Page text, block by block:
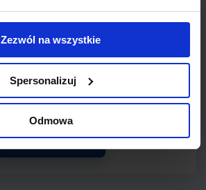
Zezwól na wszystkie
Spersonalizuj
Odmowa
LINIA LOTNICZA
Air Malta
połączenie.